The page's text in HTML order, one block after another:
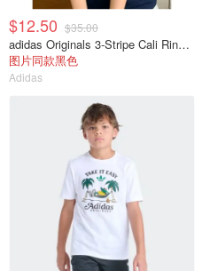
$12.50 $35.00
adidas Originals 3-Stripe Cali Ringer 短袖T恤
图片同款黑色
Adidas